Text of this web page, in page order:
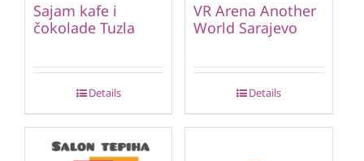
Sajam kafe i
čokolade Tuzla
Details
VR Arena Another
World Sarajevo
Details